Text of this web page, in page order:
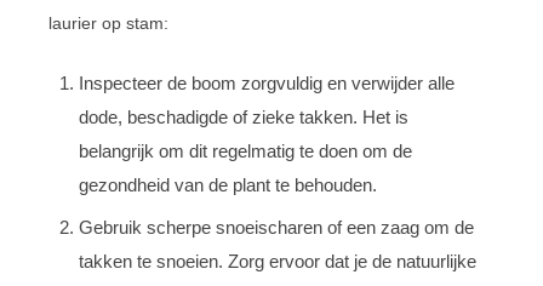
laurier op stam:
Inspecteer de boom zorgvuldig en verwijder alle
dode, beschadigde of zieke takken. Het is
belangrijk om dit regelmatig te doen om de
gezondheid van de plant te behouden.
Gebruik scherpe snoeischaren of een zaag om de
takken te snoeien. Zorg ervoor dat je de natuurlijke